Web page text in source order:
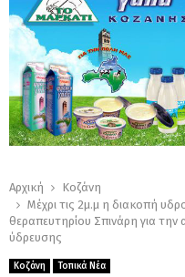
Αρχική
Κοζάνη
Μέχρι τις 2μ.μ η διακοπή
θεραπευτηρίου Σπινάρη για
ύδρευσης
Κοζάνη Τοπικά Νέα